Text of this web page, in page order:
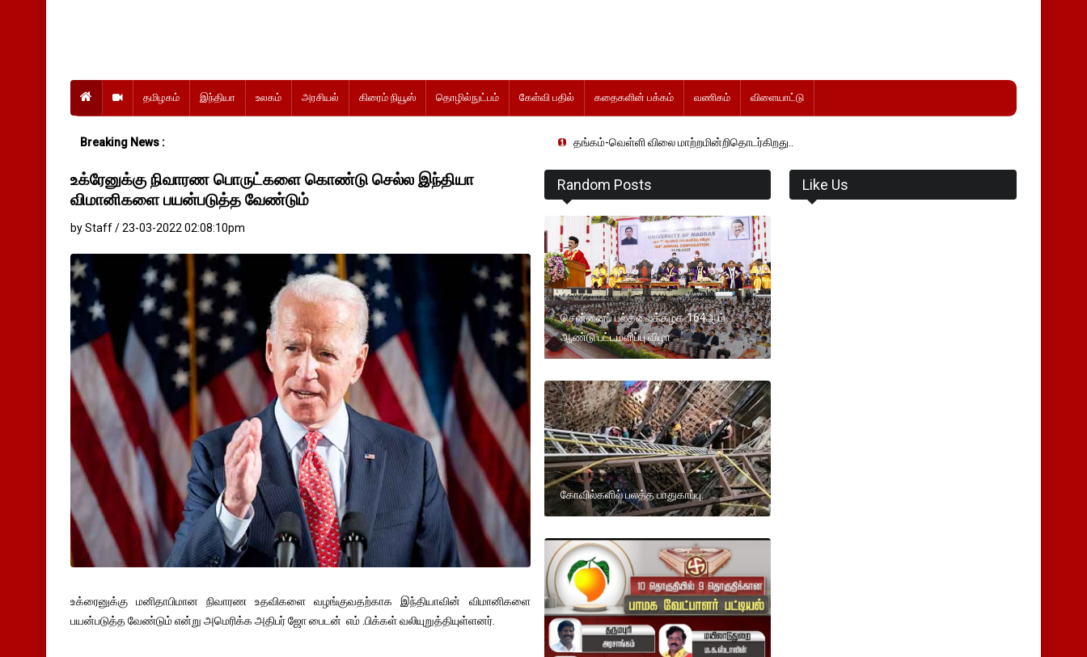
தமிழகம் இந்தியா உலகம் அரசியல் கிரைம் நியூஸ் தொழில்நுட்பம் கேள்வி பதில் கதைகளின் பக்கம் வணிகம் விளையாட்டு
Breaking News : தங்கம்-வெள்ளி விலை மாற்றமின்றிதொடர்கிறது..
உக்ரேனுக்கு நிவாரண பொருட்களை கொண்டு செல்ல இந்தியா
விமானிகளை பயன்படுத்த வேண்டும்
by Staff / 23-03-2022 02:08:10pm
உக்ரைனுக்கு மனிதாபிமான நிவாரண உதவிகளை வழங்குவதற்காக இந்தியாவின் விமானிகளை
பயன்படுத்த வேண்டும் என்று அமெரிக்க அதிபர் ஜோ பைடன் எம் .பிக்கள் வலியுறுத்தியுள்ளனர்.
Random Posts
சென்னைப் பல்கலைக்கழக 164ஆம்
ஆண்டு பட்டமளிப்பு விழா
கோவில்களில் பலத்த பாதுகாப்பு.
Like Us